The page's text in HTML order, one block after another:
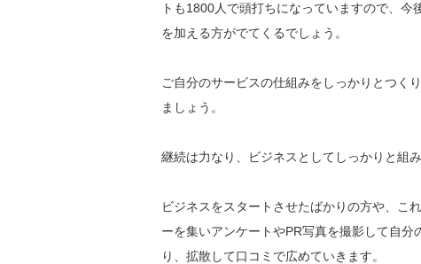
トも1800人で頭打ちになっていますので、
を加える方がでてくるでしょう。
ご自分のサービスの仕組みをしっかりとつく
ましょう。
継続は力なり、ビジネスとしてしっかりと組
ビジネスをスタートさせたばかりの方や、こ
ーを集いアンケートやPR写真を撮影して自
り、拡散して口コミで広めていきます。